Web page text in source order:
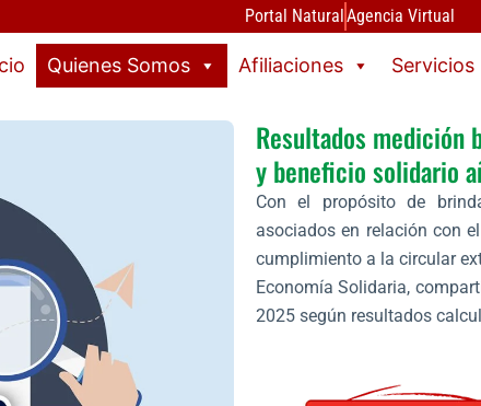
Portal NaturalAgencia Virtual
Quienes Somos Afiliaciones Servicios
Resultados medición
y beneficio solidario
Con el propósito de
asociados en relación con
cumplimiento a la circular
Economía Solidaria,
2025 según resultados